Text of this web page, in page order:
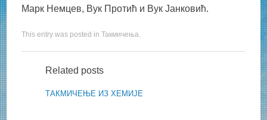
Марк Немцев, Вук Протић и Вук Јанковић.
This entry was posted inТакмичења.
Related posts
ТАКМИЧЕЊЕ ИЗ ХЕМИЈЕ